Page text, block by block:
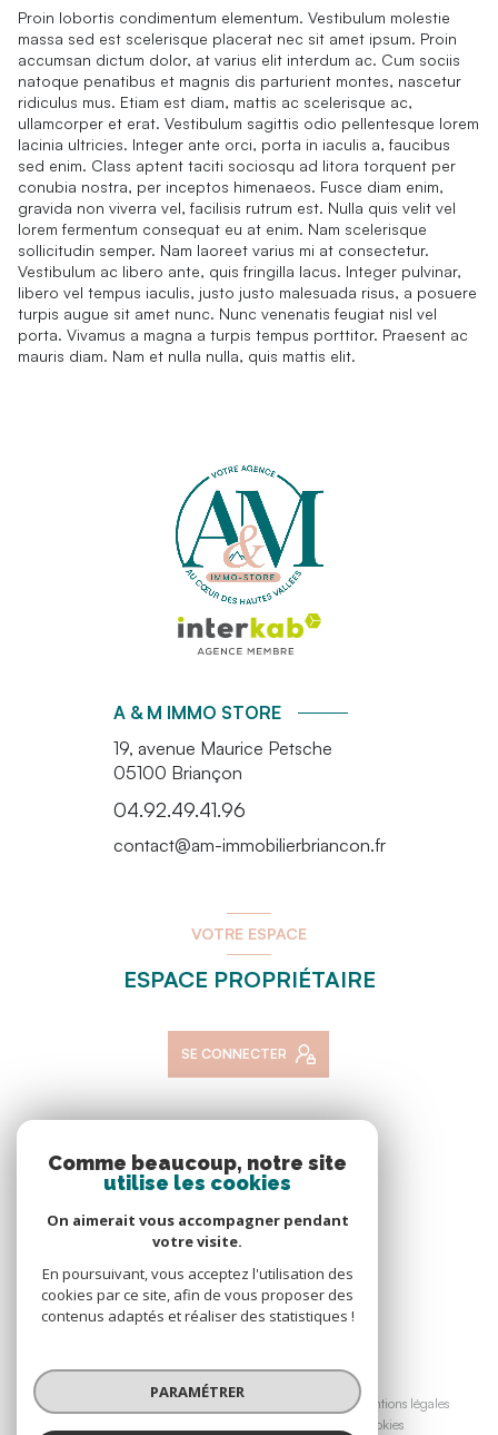
Proin lobortis condimentum elementum. Vestibulum molestie
massa sed est scelerisque placerat nec sit amet ipsum. Proin
accumsan dictum dolor, at varius elit interdum ac. Cum sociis
natoque penatibus et magnis dis parturient montes, nascetur
ridiculus mus. Etiam est diam, mattis ac scelerisque ac,
ullamcorper et erat. Vestibulum sagittis odio pellentesque lorem
lacinia ultricies. Integer ante orci, porta in iaculis a, faucibus
sed enim. Class aptent taciti sociosqu ad litora torquent per
conubia nostra, per inceptos himenaeos. Fusce diam enim,
gravida non viverra vel, facilisis rutrum est. Nulla quis velit vel
lorem fermentum consequat eu at enim. Nam scelerisque
sollicitudin semper. Nam laoreet varius mi at consectetur.
Vestibulum ac libero ante, quis fringilla lacus. Integer pulvinar,
libero vel tempus iaculis, justo justo malesuada risus, a posuere
turpis augue sit amet nunc. Nunc venenatis feugiat nisl vel
porta. Vivamus a magna a turpis tempus porttitor. Praesent ac
mauris diam. Nam et nulla nulla, quis mattis elit.
A & M IMMO STORE
19, avenue Maurice Petsche
05100 Briançon
04.92.49.41.96
contact@am-immobilierbriancon.fr
VOTRE ESPACE
ESPACE PROPRIÉTAIRE
SE CONNECTER
NOUS SUIVRE
© 2026 | Tous droits réservés
Nos honoraires
Nos partenaires
Mentions légales
Cookies
Comme beaucoup, notre site
utilise les cookies
On aimerait vous accompagner pendant
votre visite.
En poursuivant, vous acceptez l'utilisation des
cookies par ce site, afin de vous proposer des
contenus adaptés et réaliser des statistiques !
PARAMÉTRER